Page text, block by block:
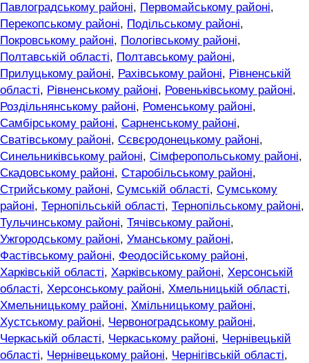
Павлоградському районі, Первомайському районі,
Перекопському районі, Подільському районі,
Покровському районі, Пологівському районі,
Полтавській області, Полтавському районі,
Прилуцькому районі, Рахівському районі, Рівненській
області, Рівненському районі, Ровеньківському районі,
Роздільнянському районі, Роменському районі,
Самбірському районі, Сарненському районі,
Сватівському районі, Сєвєродонецькому районі,
Синельниківському районі, Сімферопольському районі,
Скадовському районі, Старобільському районі,
Стрийському районі, Сумській області, Сумському
районі, Тернопільській області, Тернопільському районі,
Тульчинському районі, Тячівському районі,
Ужгородському районі, Уманському районі,
Фастівському районі, Феодосійському районі,
Харківській області, Харківському районі, Херсонській
області, Херсонському районі, Хмельницькій області,
Хмельницькому районі, Хмільницькому районі,
Хустському районі, Червоноградському районі,
Черкаській області, Черкаському районі, Чернівецькій
області, Чернівецькому районі, Чернігівській області,